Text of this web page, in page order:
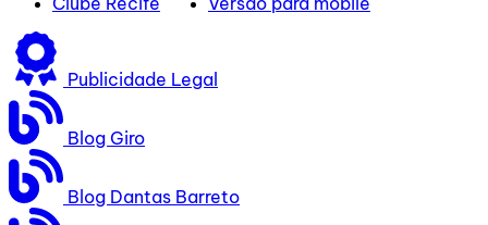
Publicidade Legal
Blog Giro
Blog Dantas Barreto